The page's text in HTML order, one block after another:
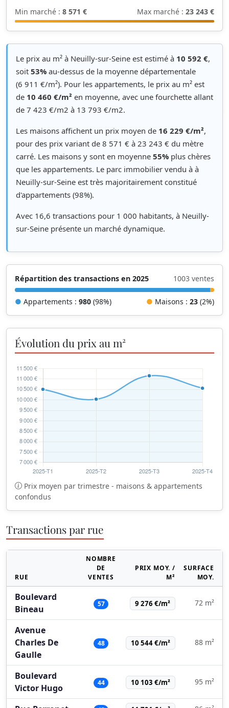
Min marché : 8 571 € Max marché : 23 243 €
Le prix au m² à Neuilly-sur-Seine est estimé à 10 592 €,
soit 53% au-dessus de la moyenne départementale
(6 911 €/m²). Pour les appartements, le prix au m² est
de 10 460 €/m² en moyenne, avec une fourchette allant
de 7 423 €/m2 à 13 793 €/m2.
Les maisons affichent un prix moyen de 16 229 €/m²,
pour des prix variant de 8 571 € à 23 243 € du mètre
carré. Les maisons y sont en moyenne 55% plus chères
que les appartements. Le parc immobilier vendu à à
Neuilly-sur-Seine est très majoritairement constitué
d'appartements (98%).
Avec 16,6 transactions pour 1 000 habitants, à Neuilly-
sur-Seine présente un marché dynamique.
Répartition des transactions en 2025 1003 ventes
● Appartements : 980 (98%) ● Maisons : 23 (2%)
Évolution du prix au m²
Prix moyen par trimestre - maisons & appartements
confondus
Transactions par rue
RUE
NOMBRE
DE
VENTES
PRIX MOY. /
M²
SURFACE
MOY.
Boulevard
Bineau
57 9 276 €/m² 72 m²
Avenue
Charles De
Gaulle
48 10 544 €/m² 88 m²
Boulevard
Victor Hugo
44 10 103 €/m² 95 m²